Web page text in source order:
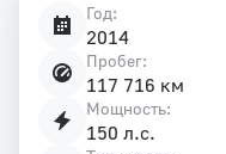
Год:
2014
Пробег:
117 716 км
Мощность:
150 л.с.